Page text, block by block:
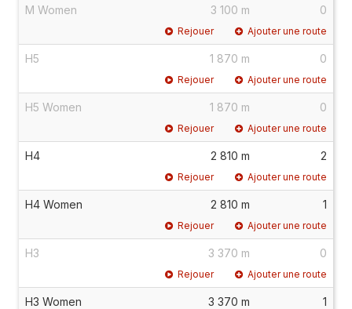
M Women 3 100 m 0
Rejouer Ajouter une route
H5 1 870 m 0
Rejouer Ajouter une route
H5 Women 1 870 m 0
Rejouer Ajouter une route
H4 2 810 m 2
Rejouer Ajouter une route
H4 Women 2 810 m 1
Rejouer Ajouter une route
H3 3 370 m 0
Rejouer Ajouter une route
H3 Women 3 370 m 1